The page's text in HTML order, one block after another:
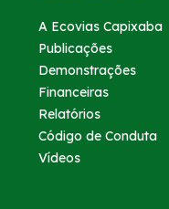
A Ecovias Capixaba
Publicações
Demonstrações
Financeiras
Relatórios
Código de Conduta
Vídeos